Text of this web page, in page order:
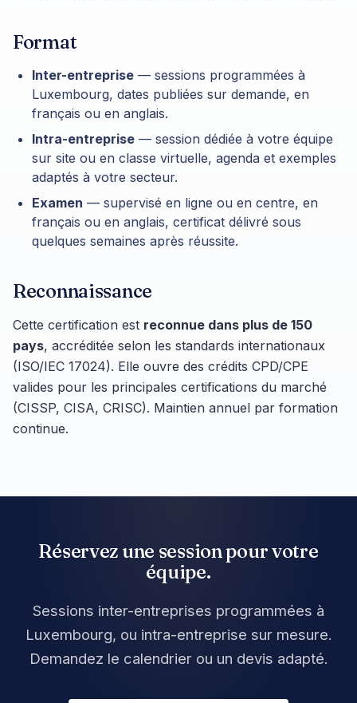
Format
Inter-entreprise — sessions programmées à
Luxembourg, dates publiées sur demande, en
français ou en anglais.
Intra-entreprise — session dédiée à votre équipe
sur site ou en classe virtuelle, agenda et exemples
adaptés à votre secteur.
Examen — supervisé en ligne ou en centre, en
français ou en anglais, certificat délivré sous
quelques semaines après réussite.
Reconnaissance
Cette certification est reconnue dans plus de 150
pays, accréditée selon les standards internationaux
(ISO/IEC 17024). Elle ouvre des crédits CPD/CPE
valides pour les principales certifications du marché
(CISSP, CISA, CRISC). Maintien annuel par formation
continue.
Réservez une session pour votre
équipe.
Sessions inter-entreprises programmées à
Luxembourg, ou intra-entreprise sur mesure.
Demandez le calendrier ou un devis adapté.